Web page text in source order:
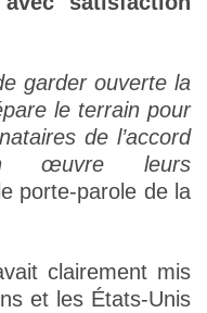
garder ouverte la
le terrain pour
de l’accord
œuvre leurs
porte-parole de la
clairement mis
et les États-Unis